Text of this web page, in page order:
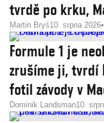
tvrdě po krku,
Martin Bryś10. srpna 2026
Formule 1 je
zrušíme ji, tvrdí
fotil závody v
Dominik Landsman10.